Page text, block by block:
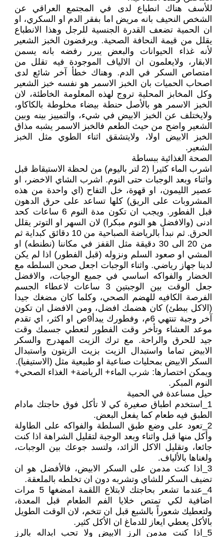
للأسف هناك انطباع لدى في المجتمع العراقي عن
الشخص النحيف بانه مريض اما بفقر الدم او السكري، او
ان الحمية تضعف القدرة الجنسية للرجل وهذا الانطباع
يقلل من قيمة النحافة الصحية. ويرفضون الخبز الشعير
لأنه غذاء الحيوانات والبعض يبرر رفضه بانه يسمن
الابقار، ولايعلمون ان الالياف الموجودة فيه تقلل من
امتصاص السكر في الدم. وهناك خطأ آخر شائع لدى
اصحاب الحميات بان الخبز الاسمر هو نفسه خبز الشعير
وكل المخابز المحلية تروج لهذه المعلومة الخاطئة، لان
الخبز الاسمر هو بالأصل حنطة بيضاء مخلوطة بالكاكاو،
ولايختلف عن الخبز الابيض في شيء، والتمييز بينه وبين
الشعير واضح من حيث الطعم فالخبز الاسمر يشبه مذاق
الخبز الابيض اولا، ولايتشقق اثناء الطوي مثل الخبز
الشعير.
الصحة الغذائية ببساطة
اشرب الماء كثيرا (2 لتر باليوم) من لحظة الاستيقاظ قبل
واثناء وبعد الوجبات حتى النوم. اشرب الشاي الاخضر، او
عصير الليمون، او قهوة، خل التفاح (اي واحدة من هذه
المشروبات على الريق) كلها تساعد على حرق الدهون
قبل الفطور. ويجب ان تكون مدة النوم 6 ساعات كحد
ادنى (والافضل هو النوم مبكرا) لان السهر او التوتر يقلل
الحرق. ثم نبدأ بالرياضة الصباحية من 10 دقائق كبداية ثم
من 20 الى 30 دقيقة مثل القفز في مكاننا (نطنطه) او
المشي او صعود السلم ونزوله (قبل الفطور) اذا لم يكن
لدينا جهاز رياضي. واثناء الوجبات اجعل صحن السلطه مع
الخضار والفواكه اساسي في جميع الوجبات، والافضل
جعل الوقت بين الوجبتين 3 ساعات لاعطاء الجسم
الفرصة الكافيه للهضم الصحي، وكلما كان مضغك جيدا
(الاكل ببطئ) كان هضمك افضل، ومن الافضل ان تكون
آخر وجبة تنتهي 6م، وفطورك يبدأ9ص او اكثر، اي تقدم
موعد العشاء وتأخر وقت الفطور لتعطي جسمك وقت
جيد للحرق والراحة. مع ترك الزيت المهدرج والسكر
الابيض تماما واستبدال الزيت بزيت الزيتون واستبدال
السكر الابيض بمحليات صناعية او طبيعية مثل (الاستيفيا).
ويمكن اختصارها: شرب الماء+ الرياضة+ الغذاء الصحي+
النوم المبكر.
حيل مساعدة في الحمية
1_استخدم اطباق صغيرة كي لا تأكل فوق حاجتك مادام
الطبق فيه طعام كما يفعل البعض.
2_تعود على وضع طبق السلطة والفواكه على الطاولة
وأكل منها قبل واثناء وبعد الوجبة لتقليل الشراهة اذا كنت
جائعا، وتقليل الاكل الزائد، ولتسد جوعك بين الوجبات،
ولغناها بالألياف.
3_اذا كنت مدمن على السكر الابيض، فالأفضل هو ان
تضيف السكر للشاي وتشربه دون ان تخلطه بالملعقة.
4_عندما تشعر بحاجتك لابتلاع اللقمة امضغها 5 مرات
اضافية لكي تمتص خلايا الفم الطعام قبل المعدة،
ولتعطيك شعوراً بالشبع قبل ان تتخم، لان الوقت الطويل
بالأكل يعطي ايعاز للدماغ ان الأكل كثير.
5_اذا كنت مدمن الرز الابيض ولا تحب ابداله بالرز